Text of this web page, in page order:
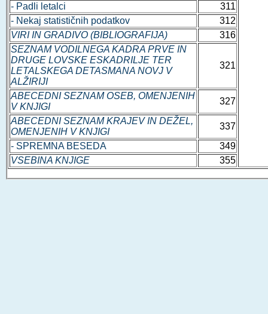
- Padli letalci
311
- Nekaj statističnih podatkov
312
VIRI IN GRADIVO (BIBLIOGRAFIJA)
316
SEZNAM VODILNEGA KADRA PRVE IN
DRUGE LOVSKE ESKADRILJE TER
LETALSKEGA DETASMANA NOVJ V
ALŽIRIJI
321
ABECEDNI SEZNAM OSEB, OMENJENIH
V KNJIGI
327
ABECEDNI SEZNAM KRAJEV IN DEŽEL,
OMENJENIH V KNJIGI
337
- SPREMNA BESEDA
349
VSEBINA KNJIGE
355